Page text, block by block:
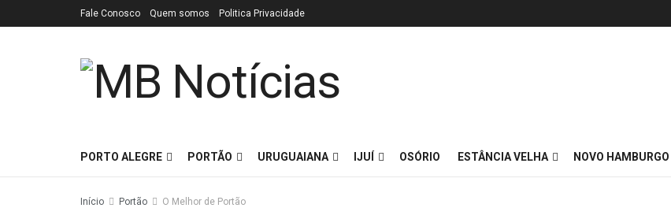
Fale Conosco Quem somos Politica Privacidade
PORTO ALEGRE PORTÃO URUGUAIANA IJUÍ OSÓRIO ESTÂNCIA VELHA NOVO HAMBURGO
Início Portão O Melhor de Portão